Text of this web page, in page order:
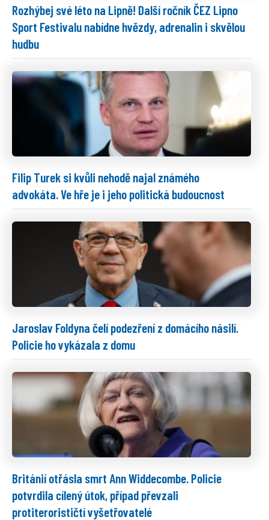
Rozhýbej své léto na Lipně! Další ročník ČEZ Lipno
Sport Festivalu nabídne hvězdy, adrenalin i skvělou
hudbu
Filip Turek si kvůli nehodě najal známého
advokáta. Ve hře je i jeho politická budoucnost
Jaroslav Foldyna čelí podezření z domácího násilí.
Policie ho vykázala z domu
Británií otřásla smrt Ann Widdecombe. Policie
potvrdila cílený útok, případ převzali
protiterorističtí vyšetřovatelé